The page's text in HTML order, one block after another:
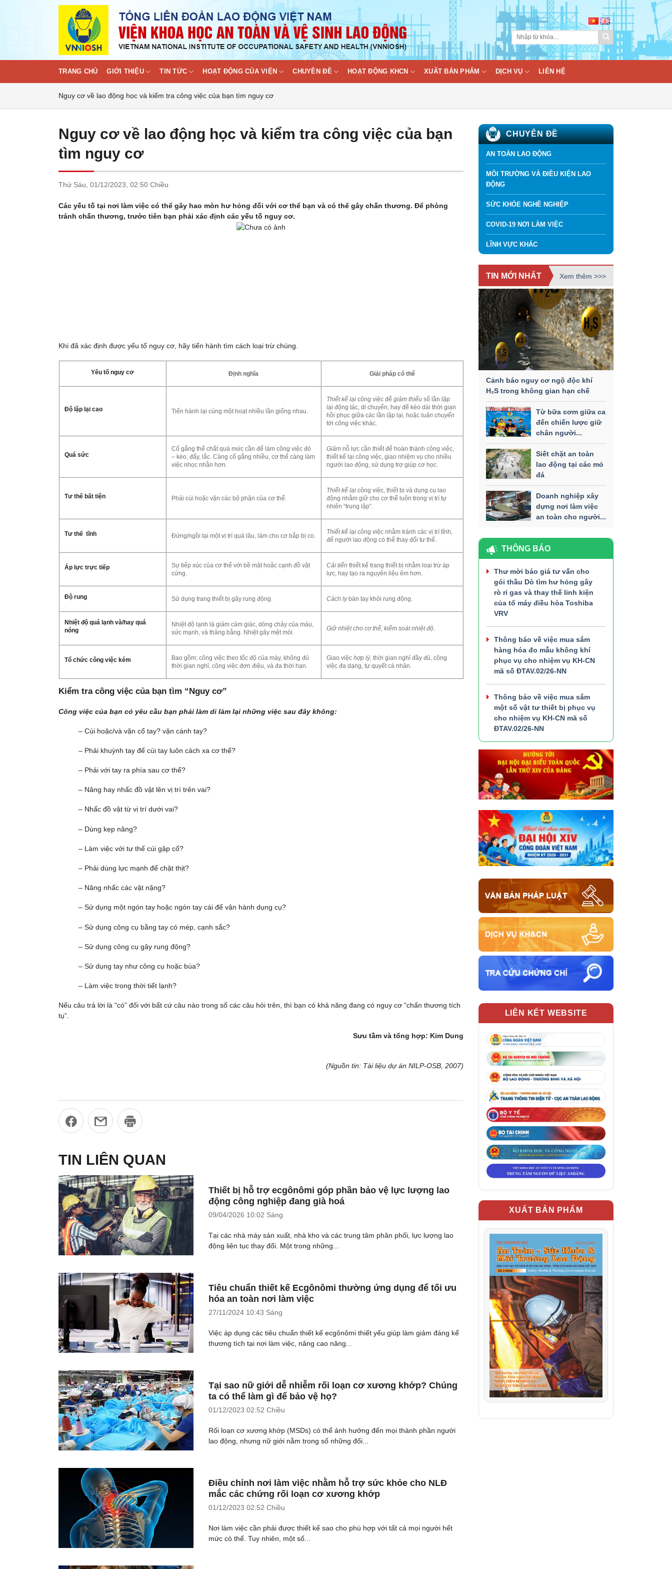
TRANG CHỦ GIỚI THIỆU TIN TỨC HOẠT ĐỘNG CỦA VIỆN CHUYÊN ĐỀ HOẠT ĐỘNG KHCN XUẤT BẢN PHẨM DỊCH VỤ LIÊN HỆ
Nguy cơ về lao động học và kiểm tra công việc của bạn tìm nguy cơ
Nguy cơ về lao động học và kiểm tra công việc của bạn
tìm nguy cơ
Thứ Sáu, 01/12/2023, 02:50 Chiều
Các yếu tố tại nơi làm việc có thể gây hao mòn hư hỏng đối với cơ thể bạn và có thể gây chấn thương. Để phòng
tránh chấn thương, trước tiên bạn phải xác định các yếu tố nguy cơ.
Khi đã xác định được yếu tố nguy cơ, hãy tiến hành tìm cách loại trừ chúng.
Yếu tố nguy cơ Định nghĩa Giải pháp có thể
Độ lặp lại cao Tiến hành lại cùng một hoạt nhiều lần giống nhau.
Thiết kế lại công việc để giảm thiểu số lần lặp
lại động tác, di chuyển, hay để kéo dài thời gian
hồi phục giữa các lần lặp lại, hoặc luân chuyển
tới công việc khác.
Quá sức
Cố gắng thể chất quá mức cần để làm công việc đó
– kéo, đẩy, lắc. Càng cố gắng nhiều, cơ thể càng làm
việc nhọc nhằn hơn.
Giảm nỗ lực cần thiết để hoàn thành công việc,
thiết kế lại công việc, giao nhiệm vụ cho nhiều
người lao động, sử dụng trợ giúp cơ học.
Tư thế bất tiện Phải cúi hoặc vặn các bộ phận của cơ thể.
Thiết kế lại công việc, thiết bị và dụng cụ lao
động nhằm giữ cho cơ thể luôn trong vị trí tự
nhiên “trung lập”.
Tư thế tĩnh Đứng/ngồi tại một vị trí quá lâu, làm cho cơ bắp bị co.
Thiết kế lại công việc nhằm tránh các vị trí tĩnh,
để người lao động có thể thay đổi tư thế.
Áp lực trực tiếp
Sự tiếp xúc của cơ thể với bề mặt hoặc cạnh đồ vật
cứng.
Cải tiến thiết kế trang thiết bị nhằm loại trừ áp
lực, hay tạo ra nguyên liệu êm hơn.
Độ rung Sử dụng trang thiết bị gây rung động. Cách lybàn tay khỏi rung động.
Nhiệt độ quá lạnh và/hay quá
nóng
Nhiệt độ lạnh là giảm cảm giác, dòng chảy của máu,
sức mạnh, và thăng bằng. Nhiệt gây mệt mỏi.
Giữ nhiệt cho cơ thể; kiểm soát nhiệt độ
Tổ chức công việc kém
Bao gồm: công việc theo tốc độ của máy, không đủ
thời gian nghỉ, công việc đơn điệu, và đa thời hạn.
Giao việc hợp lý, thời gian nghỉ đầy đủ, công
việc đa dạng, tự quyết cá nhân.
Kiểm tra công việc của bạn tìm “Nguy cơ”
Công việc của bạn có yêu cầu bạn phải làm di làm lại những việc sau đây không:
– Cúi hoặc/và vặn cổ tay? vặn cánh tay?
– Phải khuỳnh tay để cùi tay luôn cách xa cơ thể?
– Phải với tay ra phía sau cơ thể?
– Nâng hay nhấc đồ vật lên vị trí trên vai?
– Nhấc đồ vật từ vị trí dưới vai?
– Dùng kẹp nâng?
– Làm việc với tư thế cúi gập cổ?
– Phải dùng lực mạnh để chặt thịt?
– Nâng nhấc các vật nặng?
– Sử dụng một ngón tay hoặc ngón tay cái để vận hành dụng cụ?
– Sử dụng công cụ bằng tay có mép, cạnh sắc?
– Sử dụng công cụ gây rung động?
– Sử dụng tay như công cụ hoặc búa?
– Làm việc trong thời tiết lạnh?
Nếu câu trả lời là “có” đối với bất cứ câu nào trong số các câu hỏi trên, thì bạn có khả năng đang có nguy cơ “chấn thương tích
tụ”.
Sưu tầm và tổng hợp: Kim Dung
(Nguồn tin: Tài liệu dự án NILP-OSB, 2007)
TIN LIÊN QUAN
Thiết bị hỗ trợ ecgônômi góp phần bảo vệ lực lượng lao
động công nghiệp đang già hoá
09/04/2026 10:02 Sáng
Tại các nhà máy sản xuất, nhà kho và các trung tâm phân phối, lực lượng lao
động liên tục thay đổi. Một trong những...
Tiêu chuẩn thiết kế Ecgônômi thường ứng dụng để tối ưu
hóa an toàn nơi làm việc
27/11/2024 10:43 Sáng
Việc áp dụng các tiêu chuẩn thiết kế ecgônômi thiết yếu giúp làm giảm đáng kể
thương tích tại nơi làm việc, nâng cao năng...
Tại sao nữ giới dễ nhiễm rối loạn cơ xương khớp? Chúng
ta có thể làm gì để bảo vệ họ?
01/12/2023 02:52 Chiều
Rối loạn cơ xương khớp (MSDs) có thể ảnh hưởng đến mọi thành phần người
lao động, nhưng nữ giới nằm trong số những đối...
Điều chỉnh nơi làm việc nhằm hỗ trợ sức khỏe cho NLĐ
mắc các chứng rối loạn cơ xương khớp
01/12/2023 02:52 Chiều
Nơi làm việc cần phải được thiết kế sao cho phù hợp với tất cả mọi người hết
mức có thể. Tuy nhiên, một số...
CHUYÊN ĐỀ
AN TOÀN LAO ĐỘNG
MÔI TRƯỜNG VÀ ĐIỀU KIỆN LAO
ĐỘNG
SỨC KHỎE NGHỀ NGHIỆP
COVID-19 NƠI LÀM VIỆC
LĨNH VỰC KHÁC
TIN MỚI NHẤT Xem thêm >>>
Cảnh báo nguy cơ ngộ độc khí
H₂S trong không gian hạn chế
Từ bữa cơm giữa ca
đến chiến lược giữ
chân người...
Siết chặt an toàn
lao động tại các mỏ
đá
Doanh nghiệp xây
dựng nơi làm việc
an toàn cho người...
THÔNG BÁO
Thư mời báo giá tư vấn cho
gói thầu Dò tìm hư hỏng gây
rò rỉ gas và thay thế linh kiện
của tổ máy điều hòa Toshiba
VRV
Thông báo về việc mua sắm
hàng hóa đo mẫu không khí
phục vụ cho nhiệm vụ KH-CN
mã số ĐTAV.02/26-NN
Thông báo về việc mua sắm
một số vật tư thiết bị phục vụ
cho nhiệm vụ KH-CN mã số
ĐTAV.02/26-NN
LIÊN KẾT WEBSITE
XUẤT BẢN PHẨM